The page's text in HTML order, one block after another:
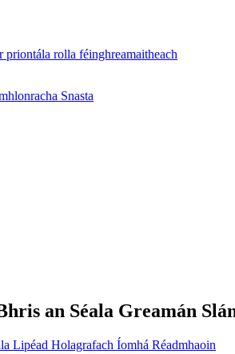
an Séala Greamán